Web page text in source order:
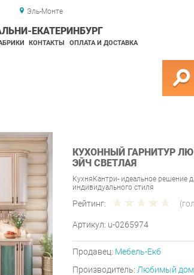
Эль-Монте
ЕКАТЕРИНБУРГ
КОНТАКТЫ ОПЛАТА И ДОСТАВКА
КУХОННЫЙ ГАРНИТУР
ЭЙЧ СВЕТЛАЯ
КухняКантри- идеальное решение
индивидуального стиля
Рейтинг:
Артикул: u-0265974
Продавец: Мебель-Екб
Производитель: Любимый дом